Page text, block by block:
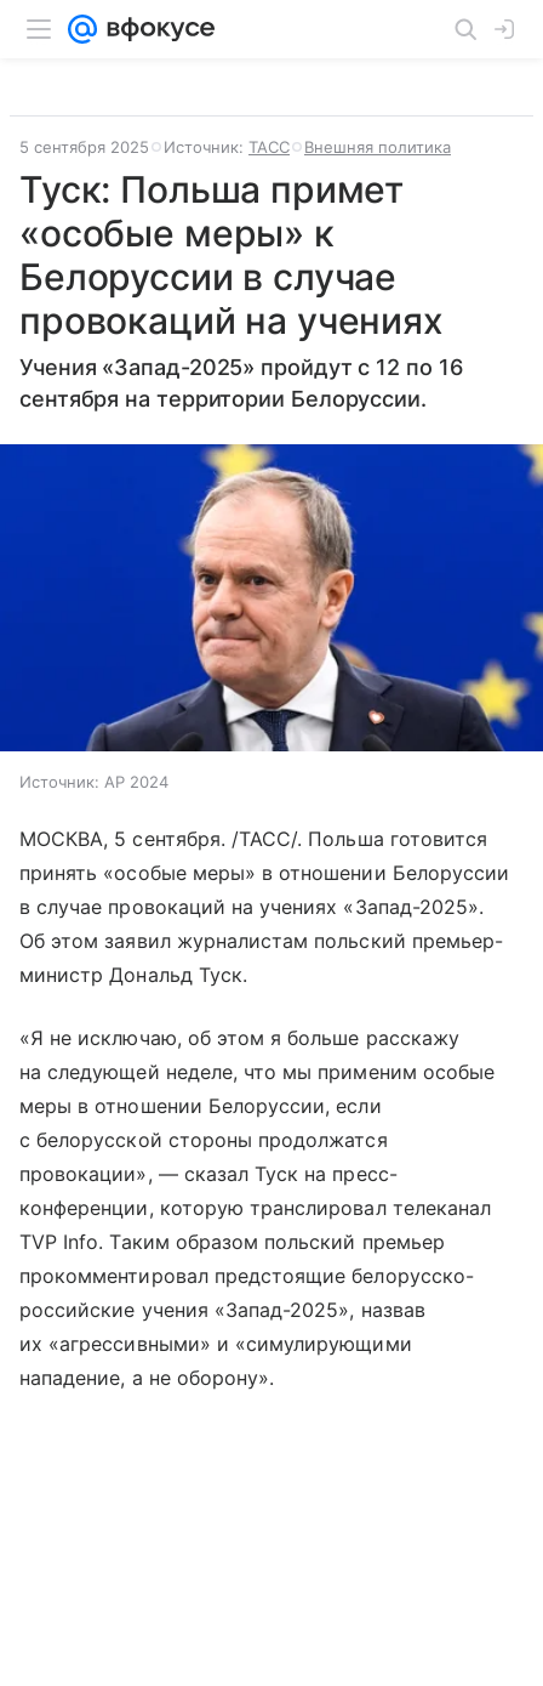
5 сентября 2025 Источник: ТАСС Внешняя политика
Туск: Польша примет
«особые меры» к
Белоруссии в случае
провокаций на учениях
Учения «Запад-2025» пройдут с 12 по 16
сентября на территории Белоруссии.
Источник: AP 2024
МОСКВА, 5 сентября. /ТАСС/. Польша готовится
принять «особые меры» в отношении Белоруссии
в случае провокаций на учениях «Запад-2025».
Об этом заявил журналистам польский премьер-
министр Дональд Туск.
«Я не исключаю, об этом я больше расскажу
на следующей неделе, что мы применим особые
меры в отношении Белоруссии, если
с белорусской стороны продолжатся
провокации», — сказал Туск на пресс-
конференции, которую транслировал телеканал
TVP Info. Таким образом польский премьер
прокомментировал предстоящие белорусско-
российские учения «Запад-2025», назвав
их «агрессивными» и «симулирующими
нападение, а не оборону».